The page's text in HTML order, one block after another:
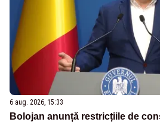
6 aug. 2026, 15:33
Bolojan anunță restricțiile de